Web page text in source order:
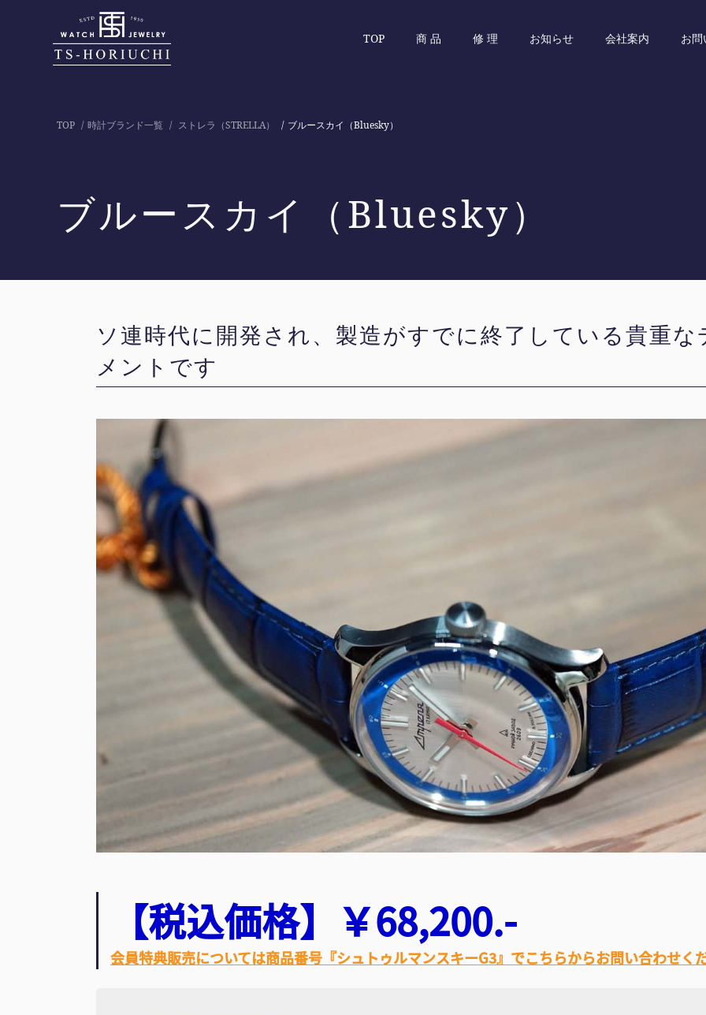
TOP 商 品 修 理 お知らせ 会社案内 お
TOP 時計ブランド一覧 ストレラ（STRELLA） ブルースカイ（Bluesky）
ブルースカイ（Bluesky）
ソ連時代に開発され、製造がすでに終了している貴重
メントです
【税込価格】￥68,200.-
会員特典販売については商品番号『シュトゥルマンスキーG3』でこちらからお問い合わせく